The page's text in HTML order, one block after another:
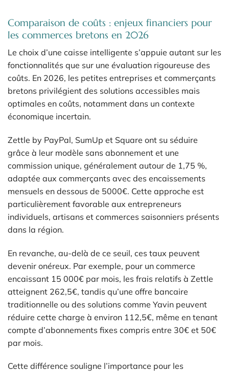
Comparaison de coûts : enjeux financiers pour
les commerces bretons en 2026
Le choix d’une caisse intelligente s’appuie autant sur les
fonctionnalités que sur une évaluation rigoureuse des
coûts. En 2026, les petites entreprises et commerçants
bretons privilégient des solutions accessibles mais
optimales en coûts, notamment dans un contexte
économique incertain.
Zettle by PayPal, SumUp et Square ont su séduire
grâce à leur modèle sans abonnement et une
commission unique, généralement autour de 1,75 %,
adaptée aux commerçants avec des encaissements
mensuels en dessous de 5000€. Cette approche est
particulièrement favorable aux entrepreneurs
individuels, artisans et commerces saisonniers présents
dans la région.
En revanche, au-delà de ce seuil, ces taux peuvent
devenir onéreux. Par exemple, pour un commerce
encaissant 15 000€ par mois, les frais relatifs à Zettle
atteignent 262,5€, tandis qu’une offre bancaire
traditionnelle ou des solutions comme Yavin peuvent
réduire cette charge à environ 112,5€, même en tenant
compte d’abonnements fixes compris entre 30€ et 50€
par mois.
Cette différence souligne l’importance pour les